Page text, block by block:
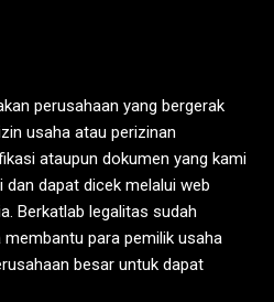
perusahaan yang bergerak
usaha atau perizinan
ataupun dokumen yang kami
dan dapat dicek melalui web
Berkatlab legalitas sudah
para pemilik usaha
besar untuk dapat